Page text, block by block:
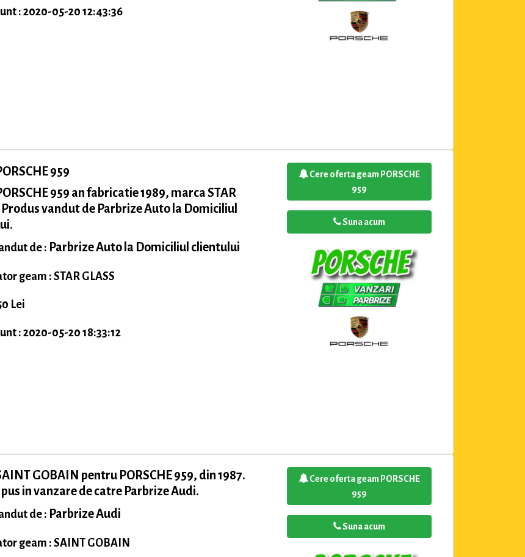
: 2020-05-20 12:43:36
959
959 an fabricatie 1989, marca STAR
Produs vandut de Parbrize Auto la Domiciliul
de : Parbrize Auto la Domiciliul clientului
geam : STAR GLASS
Lei
: 2020-05-20 18:33:12
Cere oferta geam PORSCHE
959
Suna acum
GOBAIN pentru PORSCHE 959, din 1987.
pus in vanzare de catre Parbrize Audi.
de : Parbrize Audi
geam : SAINT GOBAIN
Cere oferta geam PORSCHE
959
Suna acum